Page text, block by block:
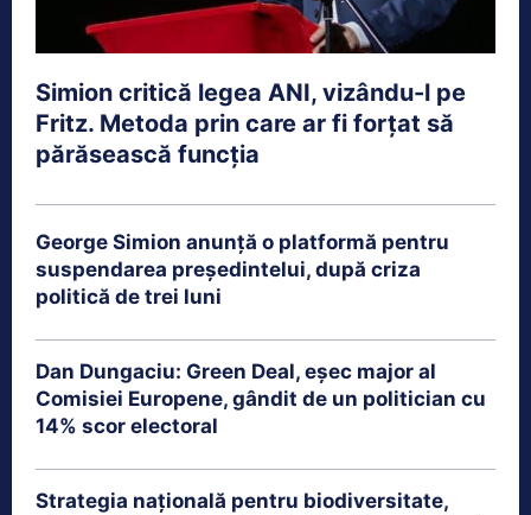
Simion critică legea ANI, vizându-l pe
Fritz. Metoda prin care ar fi forțat să
părăsească funcția
George Simion anunță o platformă pentru
suspendarea președintelui, după criza
politică de trei luni
Dan Dungaciu: Green Deal, eșec major al
Comisiei Europene, gândit de un politician cu
14% scor electoral
Strategia națională pentru biodiversitate,